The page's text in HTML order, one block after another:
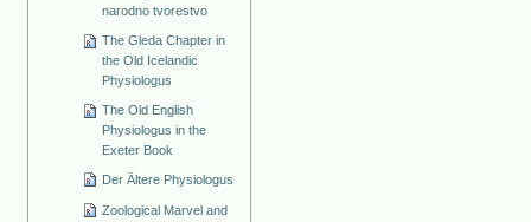
narodno tvorestvo
The Gleda Chapter in
the Old Icelandic
Physiologus
The Old English
Physiologus in the
Exeter Book
Der Ältere Physiologus
Zoological Marvel and